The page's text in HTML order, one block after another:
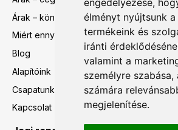
engedélyezése,
élményt nyújtsunk
termékeink és
iránti
valamint a
személyre szabása,
számára
megjelenítése.
Árak – könyvelés, bérszámfejtés
Miért ennyi?
Blog
Alapítóink
Csapatunk
Kapcsolat